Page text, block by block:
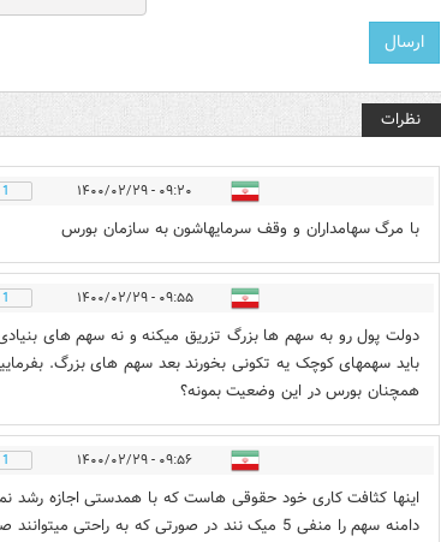
نظرات
۰۹:۲۰ - ۱۴۰۰/۰۲/۲۹ 1
با مرگ سهامداران و وقف سرمایهاشون به سازمان بورس
۰۹:۵۵ - ۱۴۰۰/۰۲/۲۹ 1
دولت پول رو به سهم ها بزرگ تزریق میکنه و نه سهم های
باید سهمهای کوچک یه تکونی بخورند بعد سهم های بزرگ.
همچنان بورس در این وضعیت بمونه؟
۰۹:۵۶ - ۱۴۰۰/۰۲/۲۹ 1
دامنه سهم را منفی 5 میک نند در صورتی که به راحتی